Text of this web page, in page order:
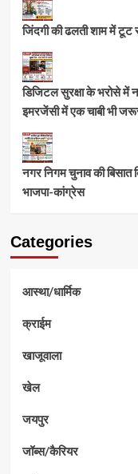
जिंदगी की ढलती शाम में टूट
डिजिटल सुरक्षा के भरोसे
इमरजेंसी में एक चाबी भी
नगर निगम चुनाव की
भाजपा-कांग्रेस
Categories
आस्था/धार्मिक
क्राईम
खाजूवाला
खेल
जयपुर
जॉब्स/कैरियर